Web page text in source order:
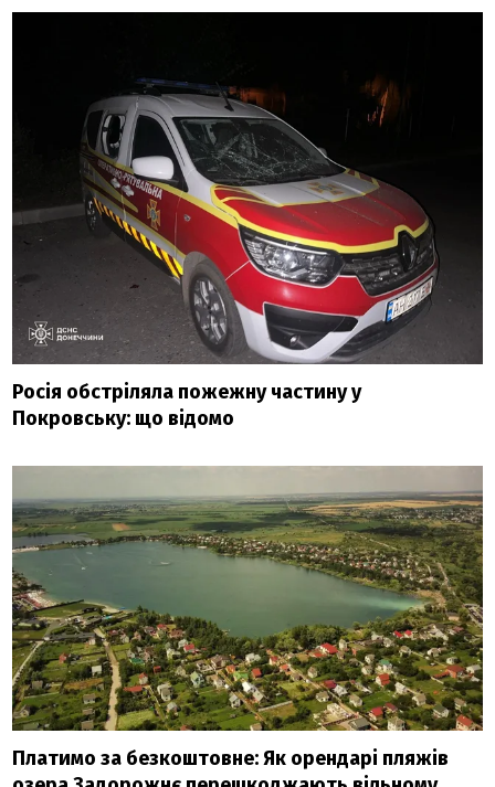
Росія обстріляла пожежну частину у
Покровську: що відомо
Платимо за безкоштовне: Як орендарі пляжів